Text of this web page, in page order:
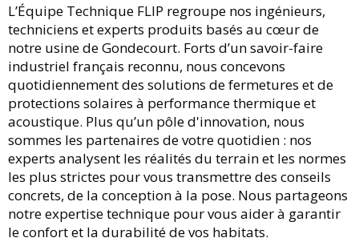
L’Équipe Technique FLIP regroupe nos ingénieurs,
techniciens et experts produits basés au cœur de
notre usine de Gondecourt. Forts d’un savoir-faire
industriel français reconnu, nous concevons
quotidiennement des solutions de fermetures et de
protections solaires à performance thermique et
acoustique. Plus qu’un pôle d'innovation, nous
sommes les partenaires de votre quotidien : nos
experts analysent les réalités du terrain et les normes
les plus strictes pour vous transmettre des conseils
concrets, de la conception à la pose. Nous partageons
notre expertise technique pour vous aider à garantir
le confort et la durabilité de vos habitats.